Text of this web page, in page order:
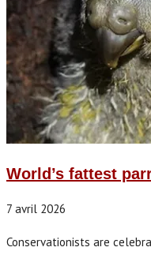
World’s fattest
7 avril 2026
Conservationists are